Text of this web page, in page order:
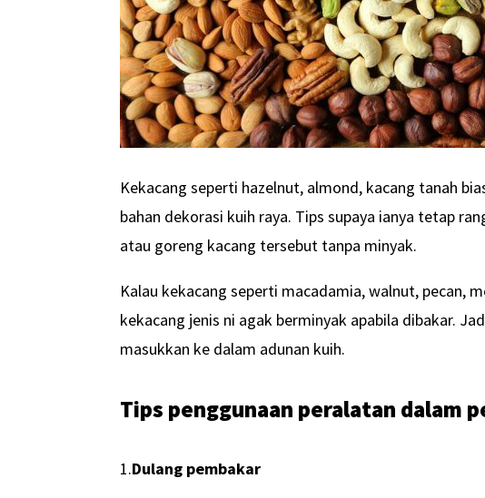
Kekacang seperti hazelnut, almond, kacang tanah
bahan dekorasi kuih raya. Tips supaya ianya tetap
atau goreng kacang tersebut tanpa minyak.
Kalau kekacang seperti macadamia, walnut, pecan,
kekacang jenis ni agak berminyak apabila dibakar.
masukkan ke dalam adunan kuih.
Tips penggunaan peralatan dalam
1.Dulang pembakar